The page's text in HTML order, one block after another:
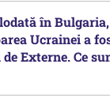
în
Ucrainei a
Externe. Ce